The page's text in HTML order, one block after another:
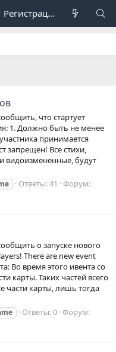
Регистрация
что стартует
1. Должно быть не менее
принимается
запрещен! Все стихи,
видоизмененные, будут
Ответы: 41
Форум:
о запуске нового
There are new event
Во время этого ивента со
карты. Таких частей всего
части карты, лишь тогда
Ответы: 0 Форум: